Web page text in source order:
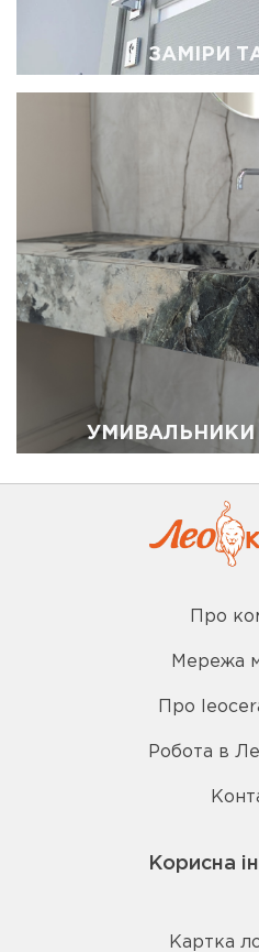
ЗАМІРИ
УМИВАЛЬНИКИ
Про
Мережа
Про
Робота в
Корисна
Картка